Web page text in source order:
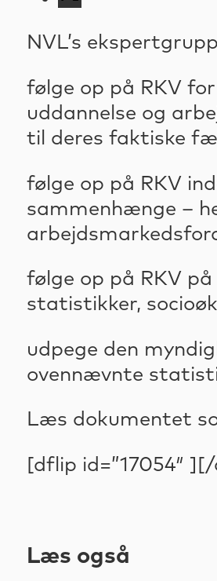
NVL’s
følge op på RKV
uddannelse og
til deres faktiske
følge op på RKV
sammenhænge –
følge op på RKV
statistikker,
udpege den
ovennævnte
Læs dokumentet
[dflip id=”17054″
Læs også